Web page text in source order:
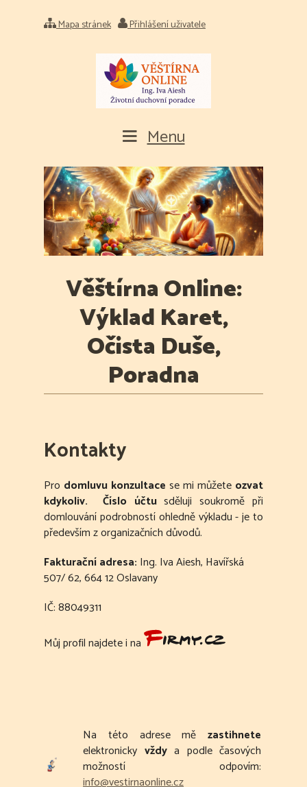
Mapa stránek Přihlášení uživatele
Menu
Věštírna Online:
Výklad Karet,
Očista Duše,
Poradna
Kontakty
Pro domluvu konzultace se mi můžete ozvat
kdykoliv. Číslo účtusděluji soukromě při
domlouvání podrobností ohledně výkladu - je to
především z organizačních důvodů.
Fakturační adresa: Ing. Iva Aiesh, Havířská
507/ 62, 664 12 Oslavany
IČ: 88049311
Můj profil najdete i na
Na této adrese mě zastihnete
elektronicky vždya podle časových
možností odpovím:
info@vestirnaonline.cz